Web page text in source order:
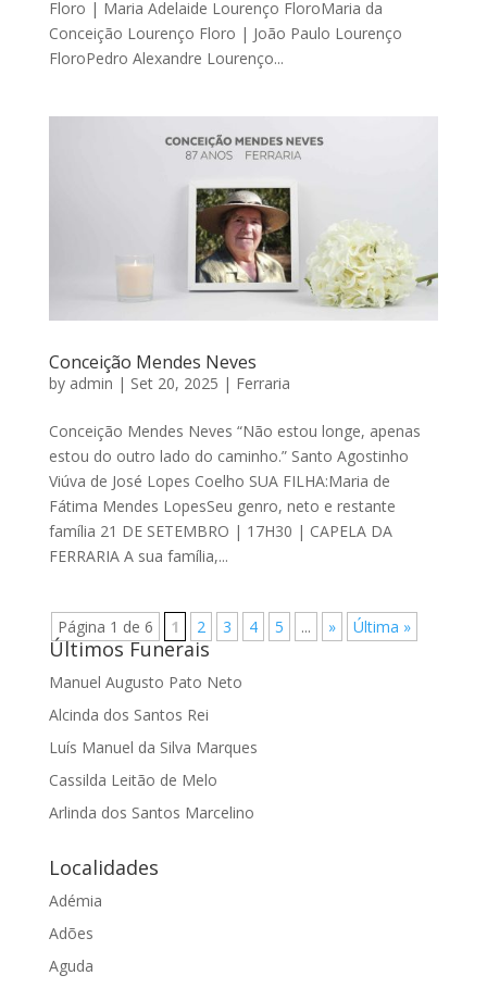
Floro | Maria Adelaide Lourenço FloroMaria da
Conceição Lourenço Floro | João Paulo Lourenço
FloroPedro Alexandre Lourenço...
Conceição Mendes Neves
by admin | Set 20, 2025 | Ferraria
Conceição Mendes Neves “Não estou longe, apenas
estou do outro lado do caminho.” Santo Agostinho
Viúva de José Lopes Coelho SUA FILHA:Maria de
Fátima Mendes LopesSeu genro, neto e restante
família 21 DE SETEMBRO | 17H30 | CAPELA DA
FERRARIA A sua família,...
Página 1 de 6 1 2 3 4 5 ... » Última »
Últimos Funerais
Manuel Augusto Pato Neto
Alcinda dos Santos Rei
Luís Manuel da Silva Marques
Cassilda Leitão de Melo
Arlinda dos Santos Marcelino
Localidades
Adémia
Adões
Aguda